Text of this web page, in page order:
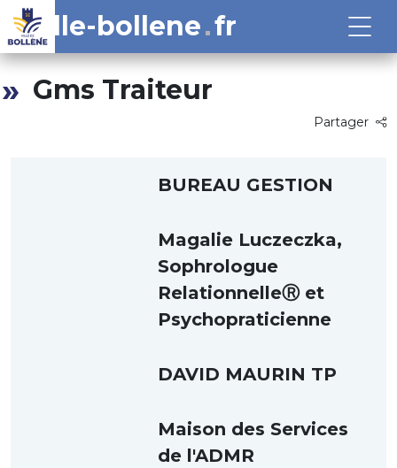
ville-bollene fr
Gms Traiteur
Partager
BUREAU GESTION
Magalie Luczeczka,
Sophrologue
RelationnelleⓇ et
Psychopraticienne
DAVID MAURIN TP
Maison des Services
de l'ADMR